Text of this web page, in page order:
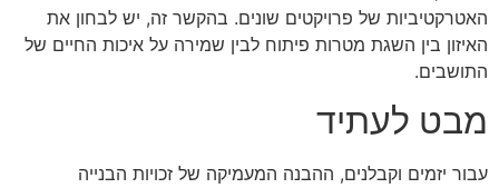
האטרקטיביות של פרויקטים שונים. בהקשר זה, יש לבחון את
האיזון בין השגת מטרות פיתוח לבין שמירה על איכות החיים של
התושבים.
מבט לעתיד
עבור יזמים וקבלנים, ההבנה המעמיקה של זכויות הבנייה